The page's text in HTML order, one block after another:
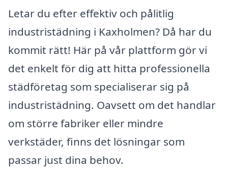
Letar du efter effektiv och pålitlig
industristädning i Kaxholmen? Då har du
kommit rätt! Här på vår plattform gör vi
det enkelt för dig att hitta professionella
städföretag som specialiserar sig på
industristädning. Oavsett om det handlar
om större fabriker eller mindre
verkstäder, finns det lösningar som
passar just dina behov.